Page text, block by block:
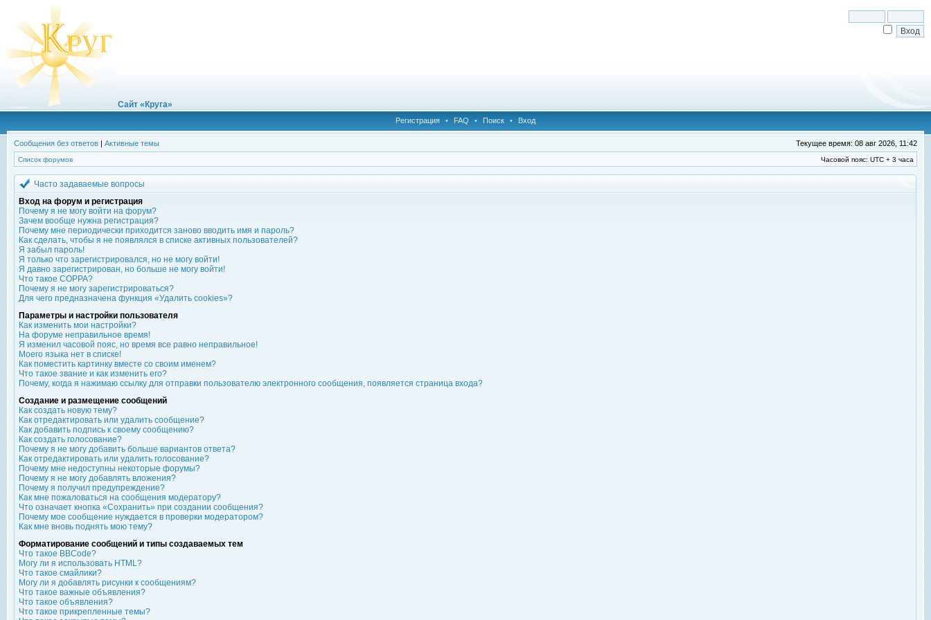
Сайт «Круга»
Регистрация • FAQ • Поиск • Вход
Сообщения без ответов | Активные темы Текущее время: 08 авг 2026, 11:42
Список форумов Часовой пояс: UTC + 3 часа
Часто задаваемые вопросы
Вход на форум и регистрация
Почему я не могу войти на форум?
Зачем вообще нужна регистрация?
Почему мне периодически приходится заново вводить имя и пароль?
Как сделать, чтобы я не появлялся в списке активных пользователей?
Я забыл пароль!
Я только что зарегистрировался, но не могу войти!
Я давно зарегистрирован, но больше не могу войти!
Что такое COPPA?
Почему я не могу зарегистрироваться?
Для чего предназначена функция «Удалить cookies»?
Параметры и настройки пользователя
Как изменить мои настройки?
На форуме неправильное время!
Я изменил часовой пояс, но время все равно неправильное!
Моего языка нет в списке!
Как поместить картинку вместе со своим именем?
Что такое звание и как изменить его?
Почему, когда я нажимаю ссылку для отправки пользователю электронного сообщения, появляется страница входа?
Создание и размещение сообщений
Как создать новую тему?
Как отредактировать или удалить сообщение?
Как добавить подпись к своему сообщению?
Как создать голосование?
Почему я не могу добавить больше вариантов ответа?
Как отредактировать или удалить голосование?
Почему мне недоступны некоторые форумы?
Почему я не могу добавлять вложения?
Почему я получил предупреждение?
Как мне пожаловаться на сообщения модератору?
Что означает кнопка «Сохранить» при создании сообщения?
Почему мое сообщение нуждается в проверки модератором?
Как мне вновь поднять мою тему?
Форматирование сообщений и типы создаваемых тем
Что такое BBCode?
Могу ли я использовать HTML?
Что такое смайлики?
Могу ли я добавлять рисунки к сообщениям?
Что такое важные объявления?
Что такое объявления?
Что такое прикрепленные темы?